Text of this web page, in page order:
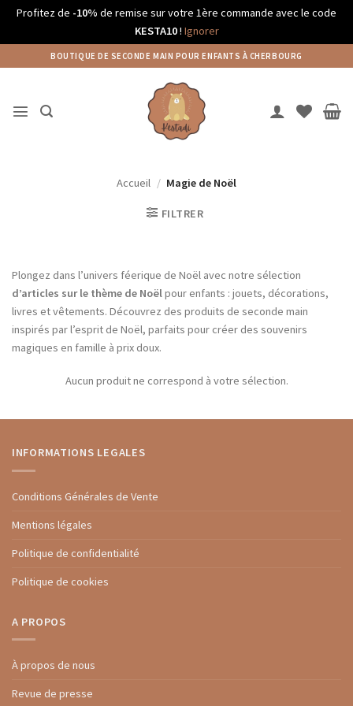
Profitez de -10% de remise sur votre 1ère commande avec le code
KESTA10! Ignorer
au
BOUTIQUE DE SECONDE MAIN POUR ENFANTS À CHERBOURG
Accueil / Magie de Noël
FILTRER
Plongez dans l’univers féerique de Noël avec notre sélection
d’articles sur le thème de Noëlpour enfants : jouets, décorations,
livres et vêtements. Découvrez des produits de seconde main
inspirés par l’esprit de Noël, parfaits pour créer des souvenirs
magiques en famille à prix doux.
Aucun produit ne correspond à votre sélection.
INFORMATIONS LEGALES
Conditions Générales de Vente
Mentions légales
Politique de confidentialité
Politique de cookies
A PROPOS
À propos de nous
Revue de presse